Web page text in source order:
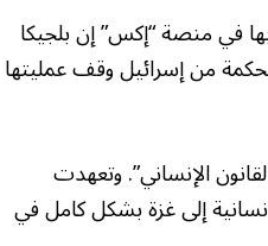
في منصة “إكس” إن بلجيكا
من إسرائيل وقف عمليتها
الإنساني”. وتعهدت
إلى غزة بشكل كامل في